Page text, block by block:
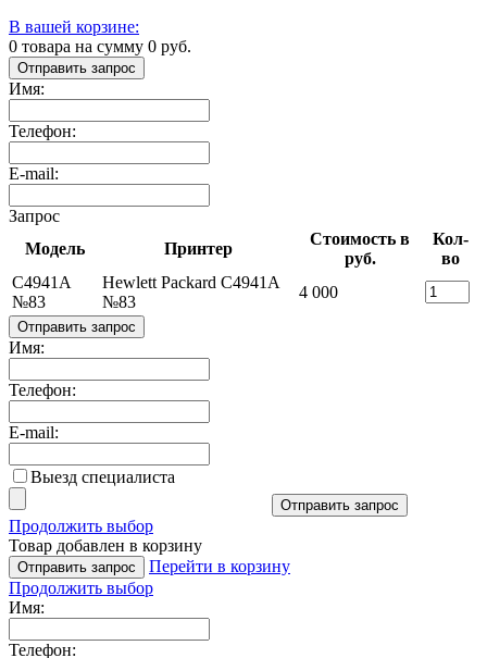
В вашей корзине:
0 товара на сумму 0 руб.
Отправить запрос
Имя:
Телефон:
E-mail:
Запрос
Модель
Принтер
Стоимость в
руб.
Кол-
во
C4941A
№83
Hewlett Packard C4941A
№83
4 000
Отправить запрос
Имя:
Телефон:
E-mail:
Выезд специалиста
Отправить запрос
Продолжить выбор
Товар добавлен в корзину
Отправить запрос
Перейти в корзину
Продолжить выбор
Имя:
Телефон: